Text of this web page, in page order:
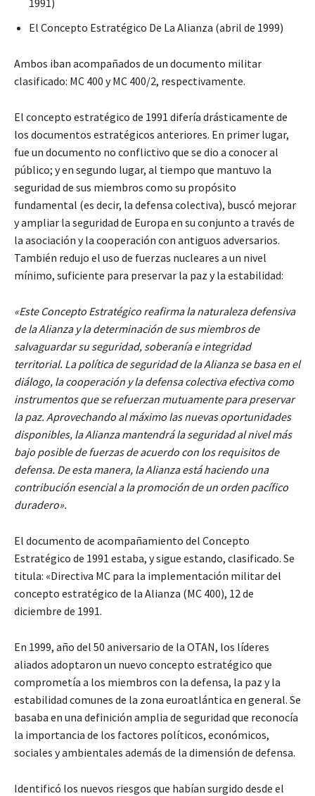
El Concepto Estratégico De La Alianza (abril de 1999)
Ambos iban acompañados de un documento militar
clasificado: MC 400 y MC 400/2, respectivamente.
El concepto estratégico de 1991 difería drásticamente de
los documentos estratégicos anteriores. En primer lugar,
fue un documento no conflictivo que se dio a conocer al
público; y en segundo lugar, al tiempo que mantuvo la
seguridad de sus miembros como su propósito
fundamental (es decir, la defensa colectiva), buscó mejorar
y ampliar la seguridad de Europa en su conjunto a través de
la asociación y la cooperación con antiguos adversarios.
También redujo el uso de fuerzas nucleares a un nivel
mínimo, suficiente para preservar la paz y la estabilidad:
«Este Concepto Estratégico reafirma la naturaleza defensiva
de la Alianza y la determinación de sus miembros de
salvaguardar su seguridad, soberanía e integridad
territorial. La política de seguridad de la Alianza se basa en el
diálogo, la cooperación y la defensa colectiva efectiva como
instrumentos que se refuerzan mutuamente para preservar
la paz. Aprovechando al máximo las nuevas oportunidades
disponibles, la Alianza mantendrá la seguridad al nivel más
bajo posible de fuerzas de acuerdo con los requisitos de
defensa. De esta manera, la Alianza está haciendo una
contribución esencial a la promoción de un orden pacífico
duradero».
El documento de acompañamiento del Concepto
Estratégico de 1991 estaba, y sigue estando, clasificado. Se
titula: «Directiva MC para la implementación militar del
concepto estratégico de la Alianza (MC 400), 12 de
diciembre de 1991.
En 1999, año del 50 aniversario de la OTAN, los líderes
aliados adoptaron un nuevo concepto estratégico que
comprometía a los miembros con la defensa, la paz y la
estabilidad comunes de la zona euroatlántica en general. Se
basaba en una definición amplia de seguridad que reconocía
la importancia de los factores políticos, económicos,
sociales y ambientales además de la dimensión de defensa.
Identificó los nuevos riesgos que habían surgido desde el